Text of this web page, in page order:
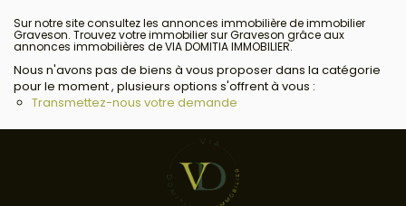
Sur notre site consultez les annonces immobilière de immobilier
Graveson. Trouvez votre immobilier sur Graveson grâce aux
annonces immobilières de VIA DOMITIA IMMOBILIER.
Nous n'avons pas de biens à vous proposer dans la catégorie
pour le moment , plusieurs options s'offrent à vous :
Transmettez-nous votre demande